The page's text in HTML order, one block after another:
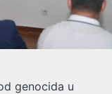
genocida u